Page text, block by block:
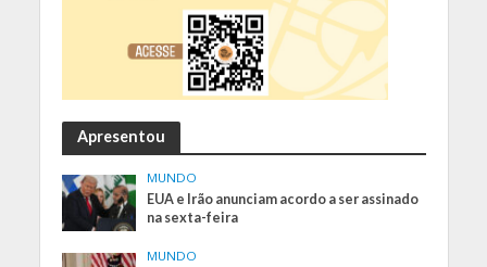
Apresentou
MUNDO
EUA e Irão anunciam acordo a ser assinado
na sexta-feira
MUNDO